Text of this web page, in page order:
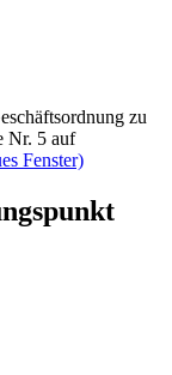
zu
Nr. 5 auf
Fenster)